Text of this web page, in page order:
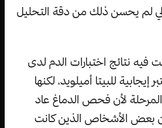
لم يحسن ذلك من دقة التحليل
فيه نتائج اختبارات الدم لدى
للبيتا أميلويد، لكنها
لأن فحص الدماغ عاد
بعض الأشخاص الذين كانت